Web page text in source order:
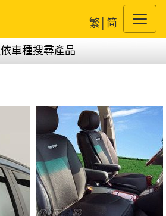
繁 简
依車種搜尋產品